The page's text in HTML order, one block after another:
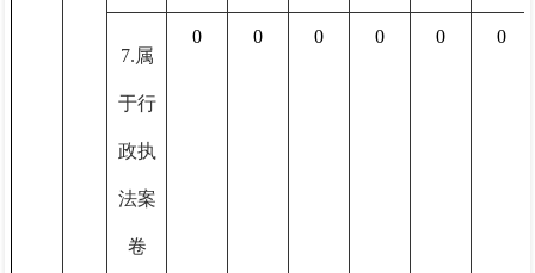
7.属
于行
政执
法案
卷
0 0 0 0 0 0